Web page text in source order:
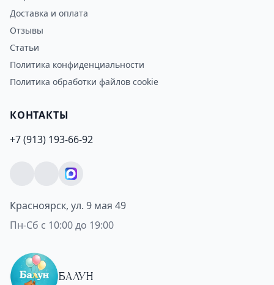
Доставка и оплата
Отзывы
Статьи
Политика конфиденциальности
Политика обработки файлов cookie
КОНТАКТЫ
+7 (913) 193-66-92
Красноярск, ул. 9 мая 49
Пн-Сб с 10:00 до 19:00
БАЛУН